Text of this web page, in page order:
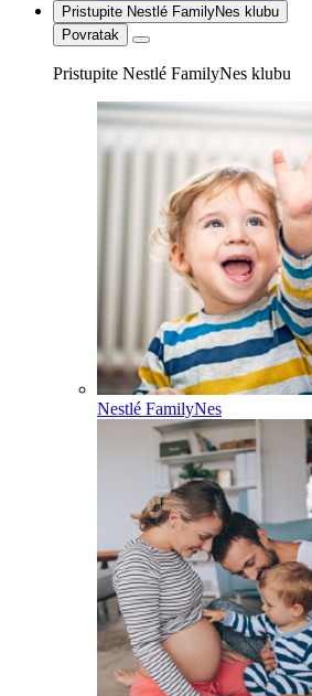
Pristupite Nestlé FamilyNes klubu
Povratak
Pristupite Nestlé FamilyNes klubu
Nestlé FamilyNes